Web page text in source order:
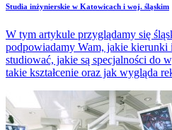
Studia inżynierskie w Katowicach i woj. śląskim
W tym artykule przyglądamy się
podpowiadamy Wam, jakie kierunki
studiować, jakie są specjalności do
takie kształcenie oraz jak wygląda